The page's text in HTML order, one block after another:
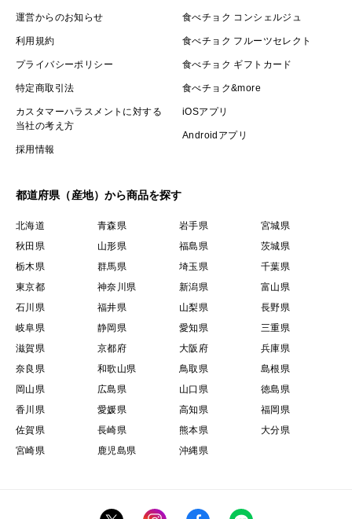
運営からのお知らせ
利用規約
プライバシーポリシー
特定商取引法
カスタマーハラスメントに対する
当社の考え方
採用情報
食べチョク コンシェルジュ
食べチョク フルーツセレクト
食べチョク ギフトカード
食べチョク&more
iOSアプリ
Androidアプリ
都道府県（産地）から商品を探す
北海道 青森県 岩手県
宮城県
秋田県
山形県 福島県
茨城県
栃木県
群馬県 埼玉県
千葉県
東京都
神奈川県 新潟県
富山県
石川県
福井県 山梨県
長野県
岐阜県
静岡県 愛知県
三重県
滋賀県
京都府 大阪府
兵庫県
奈良県
和歌山県 鳥取県
島根県
岡山県
広島県 山口県
徳島県
香川県
愛媛県 高知県
福岡県
佐賀県
長崎県 熊本県
大分県
宮崎県
鹿児島県 沖縄県